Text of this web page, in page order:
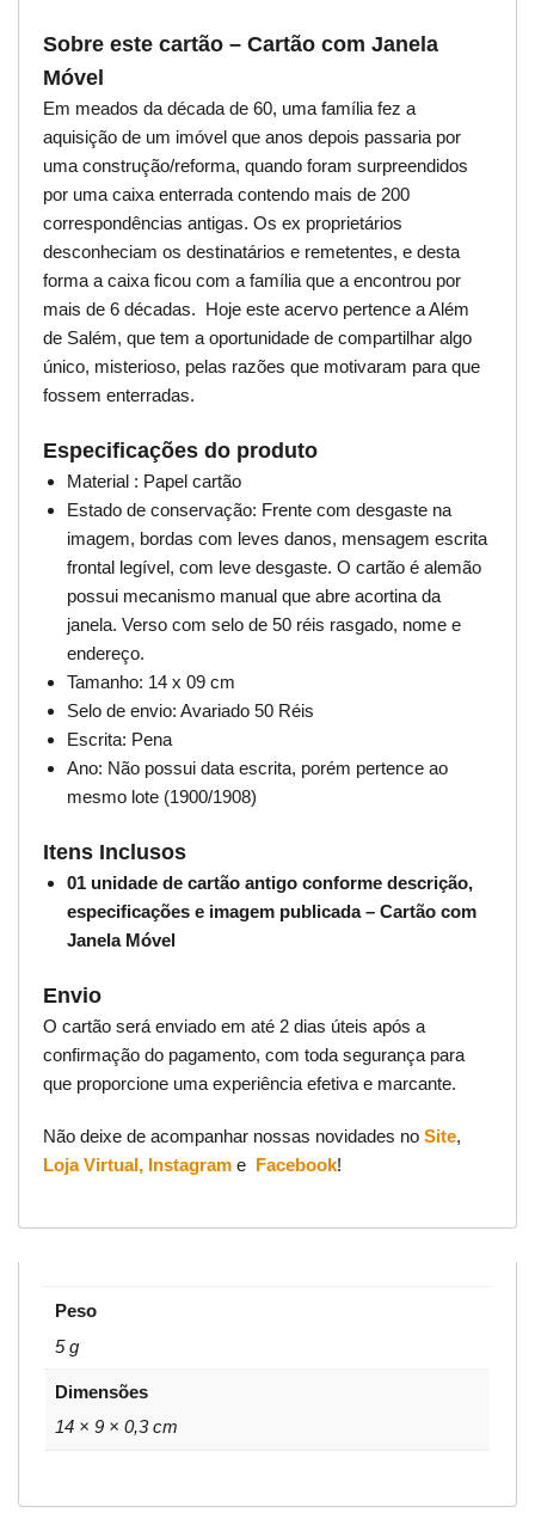
Sobre este cartão – Cartão com Janela
Móvel
Em meados da década de 60, uma família fez a
aquisição de um imóvel que anos depois passaria por
uma construção/reforma, quando foram surpreendidos
por uma caixa enterrada contendo mais de 200
correspondências antigas. Os ex proprietários
desconheciam os destinatários e remetentes, e desta
forma a caixa ficou com a família que a encontrou por
mais de 6 décadas. Hoje este acervo pertence a Além
de Salém, que tem a oportunidade de compartilhar algo
único, misterioso, pelas razões que motivaram para que
fossem enterradas.
Especificações do produto
Material : Papel cartão
Estado de conservação: Frente com desgaste na
imagem, bordas com leves danos, mensagem escrita
frontal legível, com leve desgaste. O cartão é alemão
possui mecanismo manual que abre acortina da
janela. Verso com selo de 50 réis rasgado, nome e
endereço.
Tamanho: 14 x 09 cm
Selo de envio: Avariado 50 Réis
Escrita: Pena
Ano: Não possui data escrita, porém pertence ao
mesmo lote (1900/1908)
Itens Inclusos
01 unidade de cartão antigo conforme descrição,
especificações e imagem publicada – Cartão com
Janela Móvel
Envio
O cartão será enviado em até 2 dias úteis após a
confirmação do pagamento, com toda segurança para
que proporcione uma experiência efetiva e marcante.
Não deixe de acompanhar nossas novidades no Site,
Loja Virtual, Instagram e Facebook!
Peso
5 g
Dimensões
14 × 9 × 0,3 cm